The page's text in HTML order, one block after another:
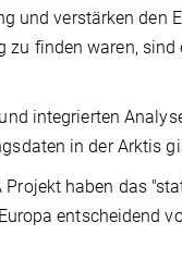
und verstärken den
finden waren,
integrierten
in der Arktis
haben das
entscheidend